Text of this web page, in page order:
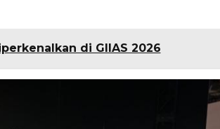
di GIIAS 2026